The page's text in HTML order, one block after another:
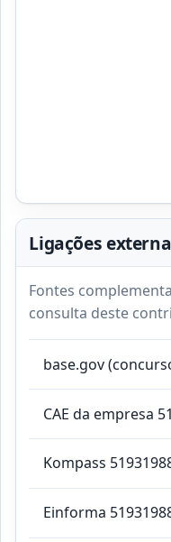
Ligações
Fontes
consulta deste
base.gov
CAE da empresa
Kompass
Einforma